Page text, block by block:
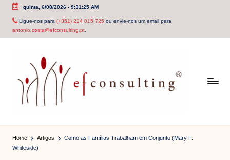
Skip
quinta, 6/08/2026- 9:31:25 AM
Ligue-nos para (+351) 224 015 725 ou envie-nos um email para
antonio.costa@efconsulting.pt.
f
Home Artigos
Como as Famílias Trabalham em Conjunto (Mary F.
Whiteside)